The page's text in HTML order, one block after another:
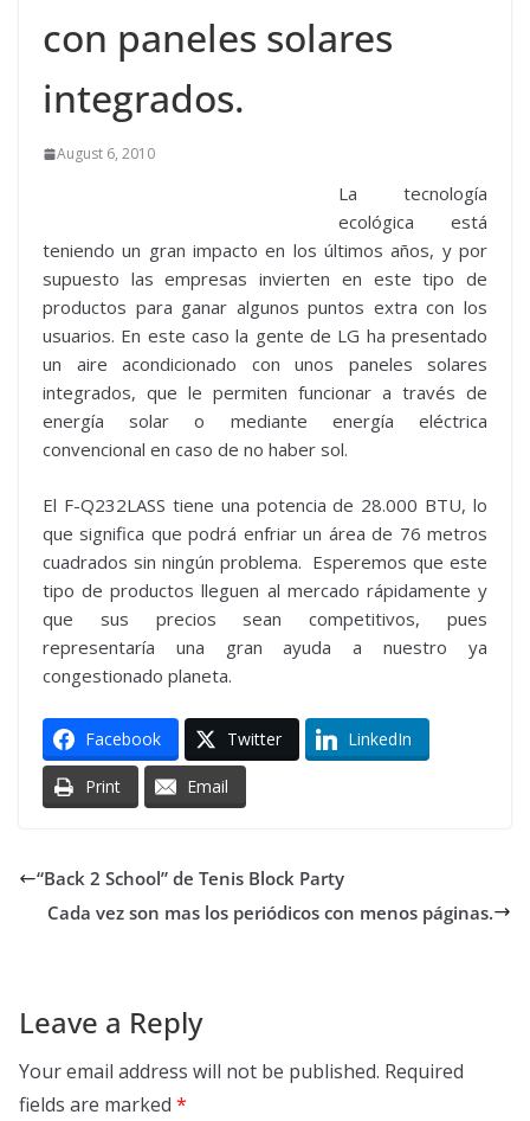
con paneles solares
integrados.
August 6, 2010
La tecnología
ecológica está
teniendo un gran impacto en los últimos años, y por
supuesto las empresas invierten en este tipo de
productos para ganar algunos puntos extra con los
usuarios. En este caso la gente de LG ha presentado
un aire acondicionado con unos paneles solares
integrados, que le permiten funcionar a través de
energía solar o mediante energía eléctrica
convencional en caso de no haber sol.
El F-Q232LASS tiene una potencia de 28.000 BTU, lo
que significa que podrá enfriar un área de 76 metros
cuadrados sin ningún problema. Esperemos que este
tipo de productos lleguen al mercado rápidamente y
que sus precios sean competitivos, pues
representaría una gran ayuda a nuestro ya
congestionado planeta.
Facebook Twitter LinkedIn
Print Email
“Back 2 School” de Tenis Block Party
Cada vez son mas los periódicos con menos páginas.
Leave a Reply
Your email address will not be published. Required
fields are marked *